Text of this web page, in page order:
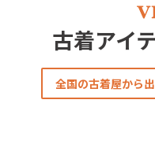
古着アイ
全国の古着屋から